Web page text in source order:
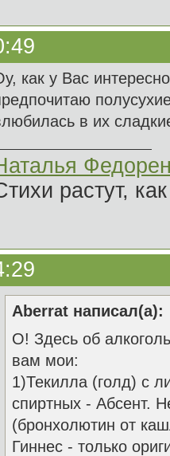
как у Вас
в их
растут,
Aberrat написал(а):
О! Здесь об
вам мои:
1)Текилла (голд) с
спиртных - Абсент.
(бронхолютин от
Гиннес - только